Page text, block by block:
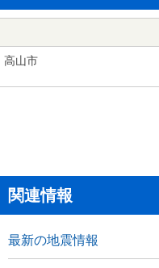
高山市
関連情報
最新の地震情報